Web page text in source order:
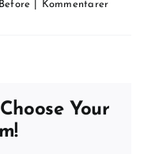
Before
Kommentarer
Your